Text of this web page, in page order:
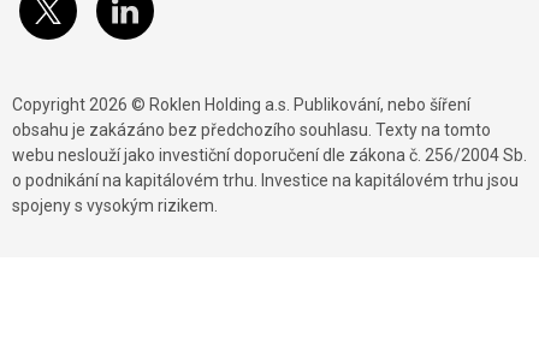
Copyright 2026 © Roklen Holding a.s. Publikování, nebo šíření
obsahu je zakázáno bez předchozího souhlasu. Texty na tomto
webu neslouží jako investiční doporučení dle zákona č. 256/2004 Sb.
o podnikání na kapitálovém trhu. Investice na kapitálovém trhu jsou
spojeny s vysokým rizikem.